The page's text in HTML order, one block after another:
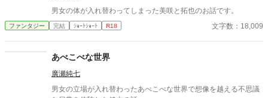
男女の体が入れ替わってしまった美咲と拓也のお話です。
ファンタジー 完結 ｼｮｰﾄｼｮｰﾄ R18 文字数：18,009
あべこべな世界
廣瀬純七
男女の立場が入れ替わったあべこべな世界で想像を越える不思議